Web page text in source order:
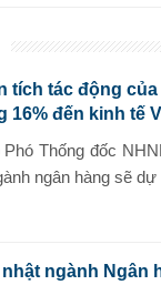
tích tác động
16% đến kinh tế
Phó Thống đốc
ngân hàng sẽ dự
ngành Ngân